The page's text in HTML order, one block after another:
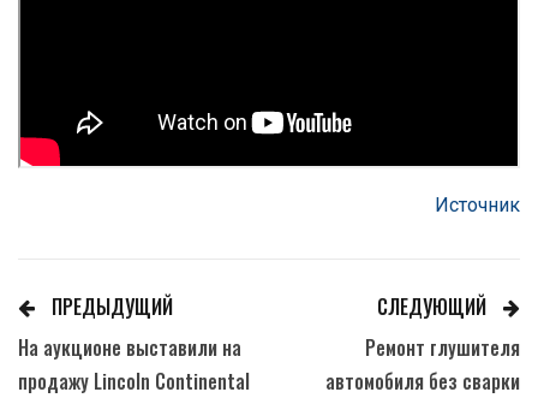
Источник
ПРЕДЫДУЩИЙ
На аукционе выставили на
продажу Lincoln Continental
СЛЕДУЮЩИЙ
Ремонт глушителя
автомобиля без сварки